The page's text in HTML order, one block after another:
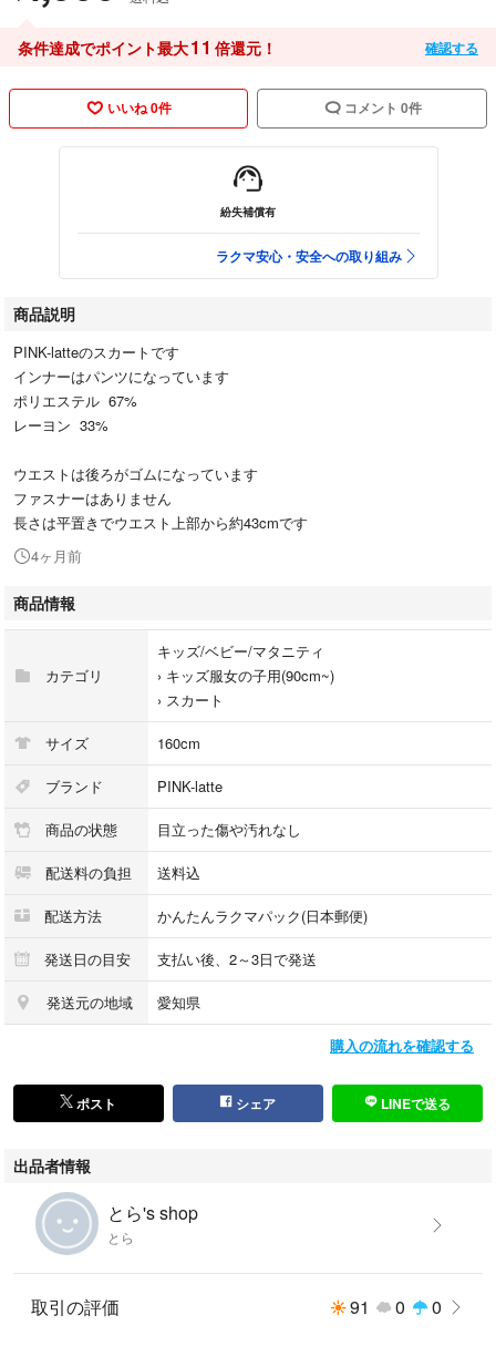
条件達成でポイント最大11 倍還元！ 確認する
いいね 0件 コメント 0件
紛失補償有
ラクマ安心・安全への取り組み
商品説明
PINK-latteのスカートです
インナーはパンツになっています
ポリエステル 67%
レーヨン 33%
ウエストは後ろがゴムになっています
ファスナーはありません
長さは平置きでウエスト上部から約43cmです
4ヶ月前
商品情報
カテゴリ
キッズ/ベビー/マタニティ
› キッズ服女の子用(90cm~)
› スカート
サイズ 160cm
ブランド PINK-latte
商品の状態 目立った傷や汚れなし
配送料の負担 送料込
配送方法 かんたんラクマパック(日本郵便)
発送日の目安 支払い後、2～3日で発送
発送元の地域 愛知県
購入の流れを確認する
ポスト シェア LINEで送る
出品者情報
とら's shop
とら
取引の評価 91 0 0